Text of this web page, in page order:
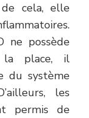
cela, elle
ne possède
la place, il
du système
les
permis de